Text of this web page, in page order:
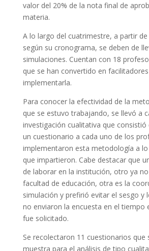
valor del 20% de la nota final de
materia.
A lo largo del cuatrimestre, a partir
según su cronograma, se deben de
simulaciones. Cuentan con 18
que se han convertido en
implementarla.
Para conocer la efectividad de la
que se estuvo trabajando, se llevó a
investigación cualitativa que consistió
un cuestionario a cada uno de los
implementaron esta metodología a
que impartieron. Cabe destacar que
de laborar en la institución, otro ya
facultad de educación, otra es la
simulación y prefirió evitar el sesgo y
no enviaron la encuesta en el tiempo
fue solicitado.
Se recolectaron 11 cuestionarios que
muestra para el análisis de tipo